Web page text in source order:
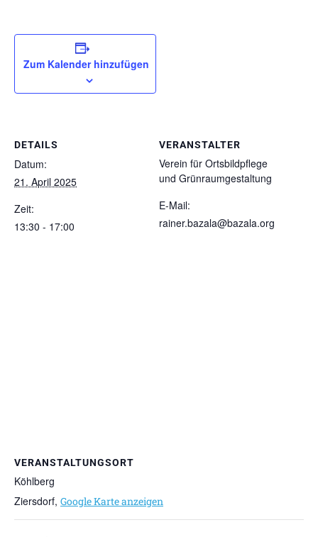
Zum Kalender hinzufügen
DETAILS
Datum:
21. April 2025
Zeit:
13:30 - 17:00
VERANSTALTER
Verein für Ortsbildpflege
und Grünraumgestaltung
E-Mail:
rainer.bazala@bazala.org
VERANSTALTUNGSORT
Köhlberg
Ziersdorf, Google Karte anzeigen